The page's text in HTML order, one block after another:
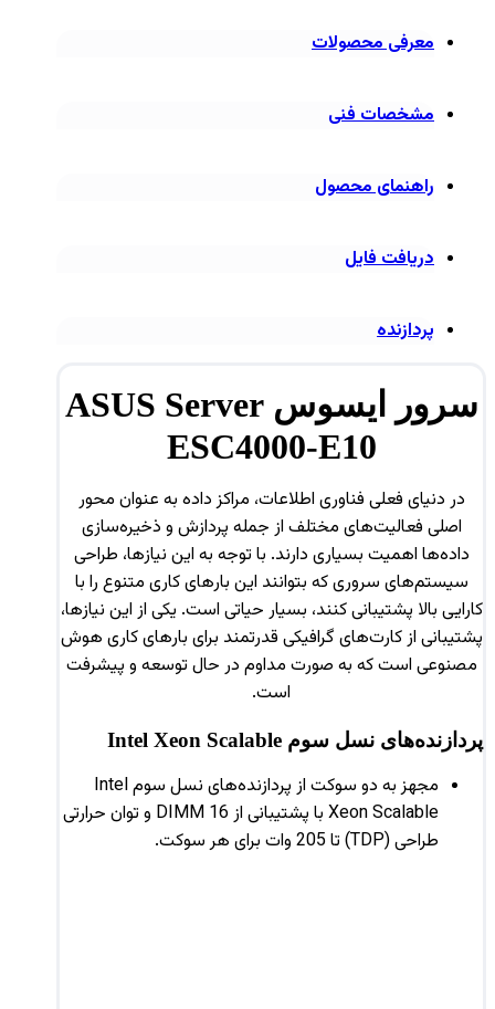
معرفی محصولات
مشخصات فنی
راهنمای محصول
دریافت فایل
پردازنده
سرور ایسوس ASUS Server
ESC4000-E10
در دنیای فعلی فناوری اطلاعات، مراکز داده به عنوان محور
اصلی فعالیت‌های مختلف از جمله پردازش و ذخیره‌سازی
داده‌ها اهمیت بسیاری دارند. با توجه به این نیازها، طراحی
سیستم‌های سروری که بتوانند این بارهای کاری متنوع را با
کارایی بالا پشتیبانی کنند، بسیار حیاتی است. یکی از این نیازها،
پشتیبانی از کارت‌های گرافیکی قدرتمند برای بارهای کاری هوش
مصنوعی است که به صورت مداوم در حال توسعه و پیشرفت
است.
پردازنده‌های نسل سوم Intel Xeon Scalable
مجهز به دو سوکت از پردازنده‌های نسل سوم Intel
Xeon Scalable با پشتیبانی از 16 DIMM و توان حرارتی
طراحی (TDP) تا 205 وات برای هر سوکت.